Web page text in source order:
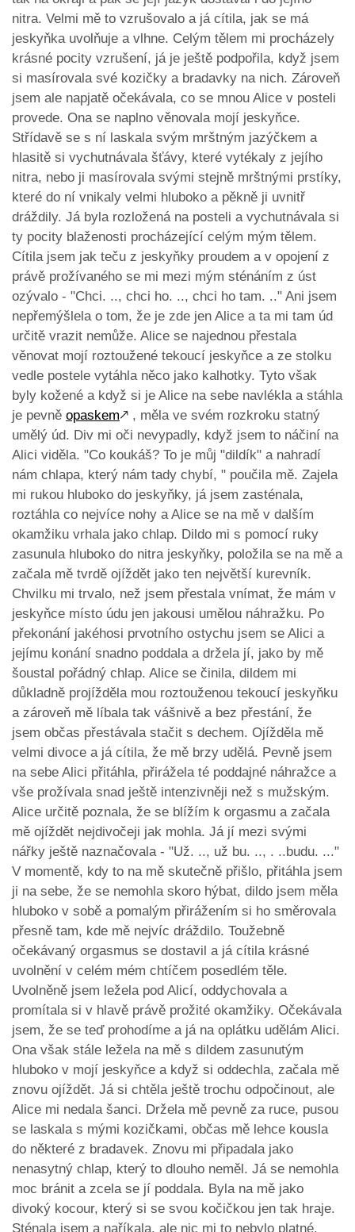
nitra. Velmi mě to vzrušovalo a já cítila, jak se má
jeskyňka uvolňuje a vlhne. Celým tělem mi procházely
krásné pocity vzrušení, já je ještě podpořila, když jsem
si masírovala své kozičky a bradavky na nich. Zároveň
jsem ale napjatě očekávala, co se mnou Alice v posteli
provede. Ona se naplno věnovala mojí jeskyňce.
Střídavě se s ní laskala svým mrštným jazýčkem a
hlasitě si vychutnávala šťávy, které vytékaly z jejího
nitra, nebo ji masírovala svými stejně mrštnými prstíky,
které do ní vnikaly velmi hluboko a pěkně ji uvnitř
dráždily. Já byla rozložená na posteli a vychutnávala si
ty pocity blaženosti procházející celým mým tělem.
Cítila jsem jak teču z jeskyňky proudem a v opojení z
právě prožívaného se mi mezi mým sténáním z úst
ozývalo - "Chci. .., chci ho. .., chci ho tam. .." Ani jsem
nepřemýšlela o tom, že je zde jen Alice a ta mi tam úd
určitě vrazit nemůže. Alice se najednou přestala
věnovat mojí roztoužené tekoucí jeskyňce a ze stolku
vedle postele vytáhla něco jako kalhotky. Tyto však
byly kožené a když si je Alice na sebe navlékla a stáhla
je pevně opaskem🡕 , měla ve svém rozkroku statný
umělý úd. Div mi oči nevypadly, když jsem to náčiní na
Alici viděla. "Co koukáš? To je můj "dildík" a nahradí
nám chlapa, který nám tady chybí, " poučila mě. Zajela
mi rukou hluboko do jeskyňky, já jsem zasténala,
roztáhla co nejvíce nohy a Alice se na mě v dalším
okamžiku vrhala jako chlap. Dildo mi s pomocí ruky
zasunula hluboko do nitra jeskyňky, položila se na mě a
začala mě tvrdě ojíždět jako ten největší kurevník.
Chvilku mi trvalo, než jsem přestala vnímat, že mám v
jeskyňce místo údu jen jakousi umělou náhražku. Po
překonání jakéhosi prvotního ostychu jsem se Alici a
jejímu konání snadno poddala a držela jí, jako by mě
šoustal pořádný chlap. Alice se činila, dildem mi
důkladně projížděla mou roztouženou tekoucí jeskyňku
a zároveň mě líbala tak vášnivě a bez přestání, že
jsem občas přestávala stačit s dechem. Ojížděla mě
velmi divoce a já cítila, že mě brzy udělá. Pevně jsem
na sebe Alici přitáhla, přirážela té poddajné náhražce a
vše prožívala snad ještě intenzivněji než s mužským.
Alice určitě poznala, že se blížím k orgasmu a začala
mě ojíždět nejdivočeji jak mohla. Já jí mezi svými
nářky ještě naznačovala - "Už. .., už bu. .., . ..budu. ..."
V momentě, kdy to na mě skutečně přišlo, přitáhla jsem
ji na sebe, že se nemohla skoro hýbat, dildo jsem měla
hluboko v sobě a pomalým přirážením si ho směrovala
přesně tam, kde mě nejvíc dráždilo. Toužebně
očekávaný orgasmus se dostavil a já cítila krásné
uvolnění v celém mém chtíčem posedlém těle.
Uvolněně jsem ležela pod Alicí, oddychovala a
promítala si v hlavě právě prožité okamžiky. Očekávala
jsem, že se teď prohodíme a já na oplátku udělám Alici.
Ona však stále ležela na mě s dildem zasunutým
hluboko v mojí jeskyňce a když si oddechla, začala mě
znovu ojíždět. Já si chtěla ještě trochu odpočinout, ale
Alice mi nedala šanci. Držela mě pevně za ruce, pusou
se laskala s mými kozičkami, občas mě lehce kousla
do některé z bradavek. Znovu mi připadala jako
nenasytný chlap, který to dlouho neměl. Já se nemohla
moc bránit a zcela se jí poddala. Byla na mě jako
divoký kocour, který si se svou kočičkou jen tak hraje.
Sténala jsem a naříkala, ale nic mi to nebylo platné.